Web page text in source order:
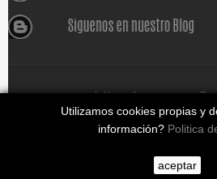
Utilizamos cookies propias y
información? Politica
aceptar
www.modelikocaferacers.com